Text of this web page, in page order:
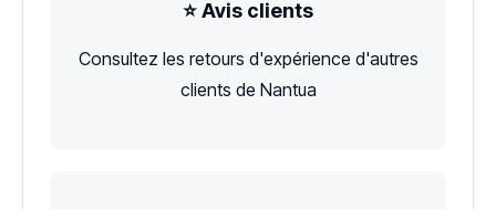
⭐ Avis clients
Consultez les retours d'expérience d'autres
clients de Nantua